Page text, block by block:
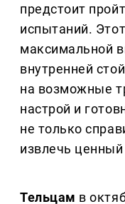
предстоит
испытаний.
максимальной
внутренней
на возможные
настрой и
не только
извлечь
Тельцам в